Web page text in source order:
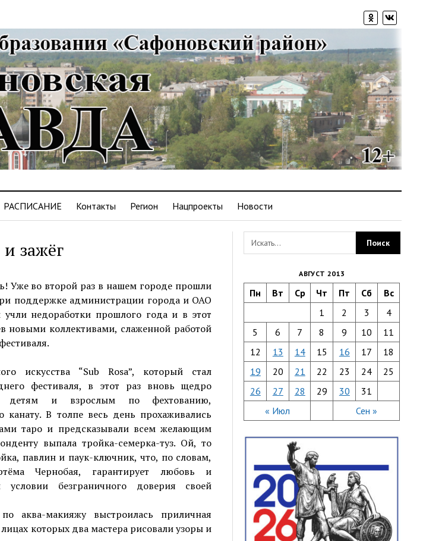
РАСПИСАНИЕ Контакты Регион Нацпроекты Новости
зажёг
Уже во второй раз в нашем городе прошли
поддержке администрации города и ОАО
учли недоработки прошлого года и в этот
новыми коллективами, слаженной работой
искусства “Sub Rosa”, который стал
фестиваля, в этот раз вновь щедро
детям и взрослым по фехтованию,
канату. В толпе весь день прохаживались
таро и предсказывали всем желающим
выпала тройка-семерка-туз. Ой, то
павлин и паук-ключник, что, по словам,
Чернобая, гарантирует любовь и
безграничного доверия своей
аква-макияжу выстроилась приличная
которых два мастера рисовали узоры и
АВГУСТ 2013
Пн Вт Ср Чт Пт Сб Вс
« Июл Сен »
1 2 3
4
5
6 7 8 9 10
11
12
13 14 15 16 17
18
19
20 21 22 23 24
25
26
27 28 29 30 31